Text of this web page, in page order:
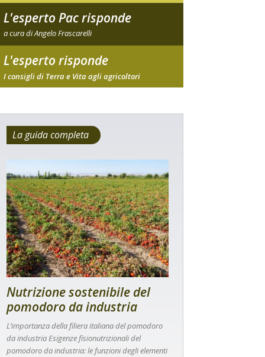
L'esperto Pac risponde
a cura di Angelo Frascarelli
L'esperto risponde
I consigli di Terra e Vita agli agricoltori
La guida completa
Nutrizione sostenibile del
pomodoro da industria
L’importanza della filiera italiana del pomodoro
da industria Esigenze fisionutrizionali del
pomodoro da industria: le funzioni degli elementi